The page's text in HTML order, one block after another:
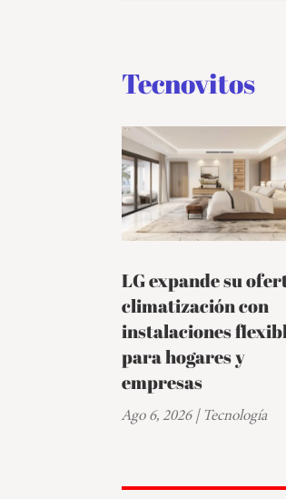
Tecnovitos
LG expande su
climatización con
instalaciones
para hogares y
empresas
Ago 6, 2026|Tecnología